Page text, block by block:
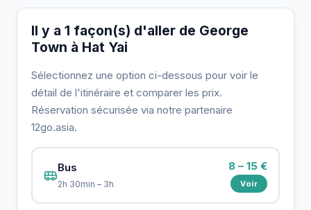
Il y a 1 façon(s) d'aller de George
Town à Hat Yai
Sélectionnez une option ci-dessous pour voir le
détail de l'itinéraire et comparer les prix.
Réservation sécurisée via notre partenaire
12go.asia.
Bus
2h 30min – 3h
8 – 15 €
Voir